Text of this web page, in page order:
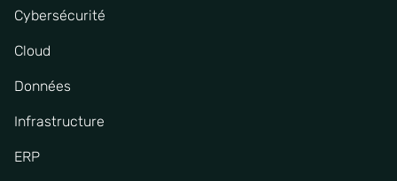
Cybersécurité
Cloud
Données
Infrastructure
ERP